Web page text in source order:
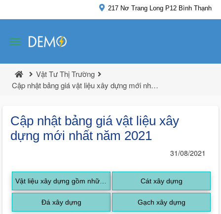
217 Nơ Trang Long P12 Bình Thạnh
Vật Tư Thị Trường
Cập nhật bảng giá vật liệu xây dựng mới nhất năm 2021
Cập nhật bảng giá vật liệu xây
dựng mới nhất năm 2021
31/08/2021
Vật liệu xây dựng gồm những
gì?
Cát xây dựng
Đá xây dựng Gạch xây dựng